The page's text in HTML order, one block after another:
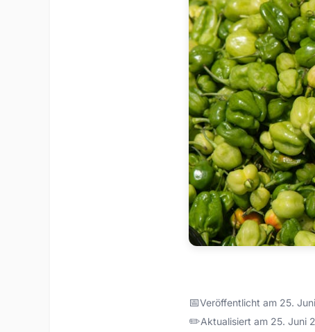
📅Veröffentlicht am 25.
✏️Aktualisiert am 25. Juni